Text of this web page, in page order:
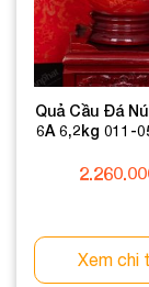
Quả Cầu Đá
6A 6,2kg 011-
Xem chi